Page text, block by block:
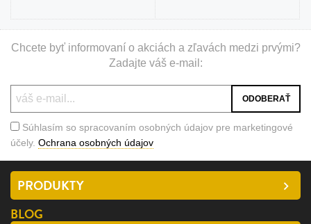
Chcete byť informovaní o akciách a zľavách medzi prvými?
Zadajte váš e-mail:
Súhlasím so spracovaním osobných údajov pre marketingové
účely. Ochrana osobných údajov
PRODUKTY
BLOG